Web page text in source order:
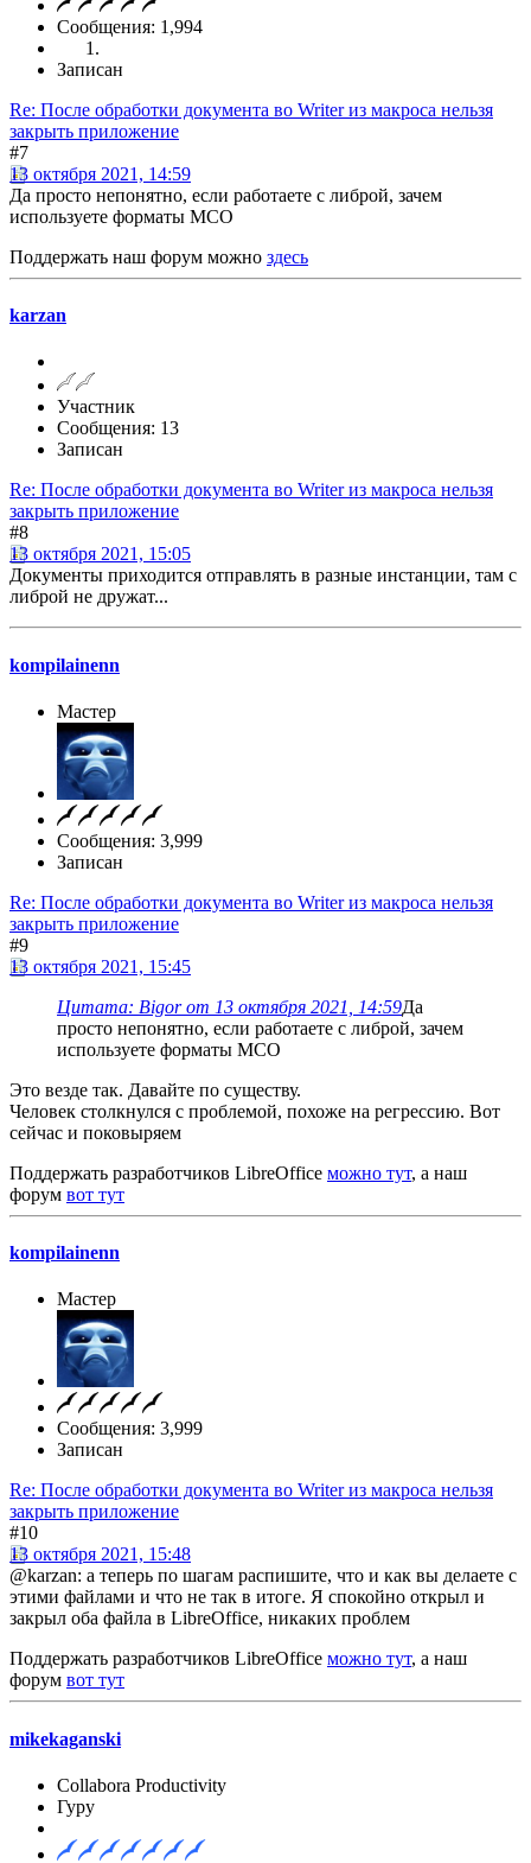
Сообщения: 1,994
Записан
Re: После обработки документа во Writer из макроса нельзя
закрыть приложение
#7
13 октября 2021, 14:59
Да просто непонятно, если работаете с либрой, зачем
используете форматы МСО
Поддержать наш форум можно здесь
karzan
Участник
Сообщения: 13
Записан
Re: После обработки документа во Writer из макроса нельзя
закрыть приложение
#8
13 октября 2021, 15:05
Документы приходится отправлять в разные инстанции, там с
либрой не дружат...
kompilainenn
Мастер
Сообщения: 3,999
Записан
Re: После обработки документа во Writer из макроса нельзя
закрыть приложение
#9
13 октября 2021, 15:45
Цитата: Bigor от 13 октября 2021, 14:59Да
просто непонятно, если работаете с либрой, зачем
используете форматы МСО
Это везде так. Давайте по существу.
Человек столкнулся с проблемой, похоже на регрессию. Вот
сейчас и поковыряем
Поддержать разработчиков LibreOffice можно тут, а наш
форум вот тут
kompilainenn
Мастер
Сообщения: 3,999
Записан
Re: После обработки документа во Writer из макроса нельзя
закрыть приложение
#10
13 октября 2021, 15:48
@karzan: а теперь по шагам распишите, что и как вы делаете с
этими файлами и что не так в итоге. Я спокойно открыл и
закрыл оба файла в LibreOffice, никаких проблем
Поддержать разработчиков LibreOffice можно тут, а наш
форум вот тут
mikekaganski
Collabora Productivity
Гуру